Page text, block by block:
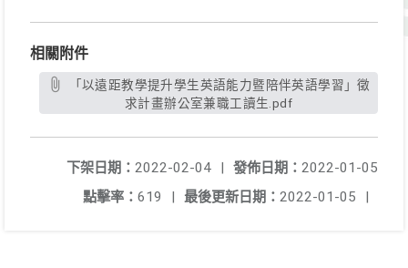
相關附件
求計畫辦公室兼職工讀生.pdf
發佈日期： 2022-01-05
下架日期： 2022-02-04
|
最後更新日期： 2022-01-05 |
點擊率： 619 |